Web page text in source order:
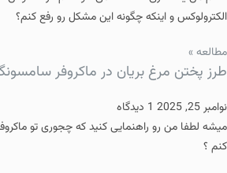
الکترولوکس و اینکه چگونه این مشکل رو رفع کنم؟
مطالعه »
طرز پختن مرغ بریان در ماکروفر
نوامبر 25, 2025
1 دیدگاه
میشه لطفا من رو راهنمایی کنید که چجوری تو
کنم ؟